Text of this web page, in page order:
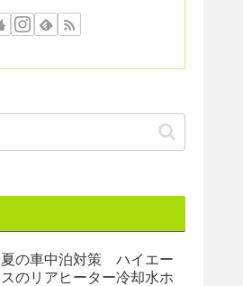
夏の車中泊対策 ハイエー
スのリアヒーター冷却水ホ